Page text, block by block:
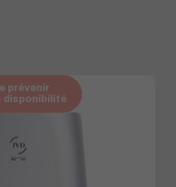
prévenir
disponibilité